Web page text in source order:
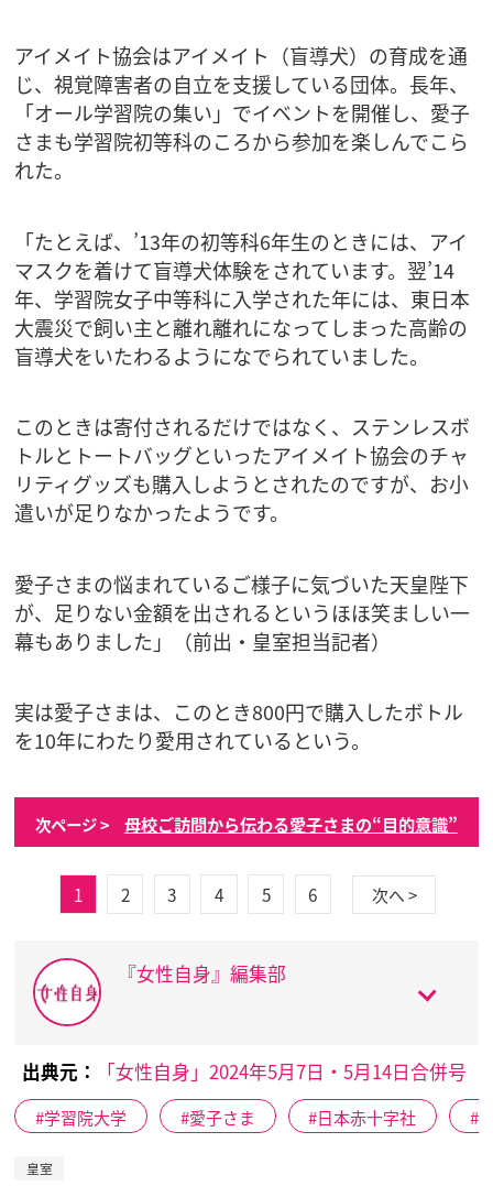
アイメイト協会はアイメイト（盲導犬）の育成を通
じ、視覚障害者の自立を支援している団体。長年、
「オール学習院の集い」でイベントを開催し、愛子
さまも学習院初等科のころから参加を楽しんでこら
れた。
「たとえば、’13年の初等科6年生のときには、アイ
マスクを着けて盲導犬体験をされています。翌’14
年、学習院女子中等科に入学された年には、東日本
大震災で飼い主と離れ離れになってしまった高齢の
盲導犬をいたわるようになでられていました。
このときは寄付されるだけではなく、ステンレスボ
トルとトートバッグといったアイメイト協会のチャ
リティグッズも購入しようとされたのですが、お小
遣いが足りなかったようです。
愛子さまの悩まれているご様子に気づいた天皇陛下
が、足りない金額を出されるというほほ笑ましい一
幕もありました」（前出・皇室担当記者）
実は愛子さまは、このとき800円で購入したボトル
を10年にわたり愛用されているという。
次ページ > 母校ご訪問から伝わる愛子さまの“目的意識”
1 2 3 4 5 6 次へ >
『女性自身』編集部
出典元： 「女性自身」2024年5月7日・5月14日合併号
学習院大学 愛子さま 日本赤十字社
皇室